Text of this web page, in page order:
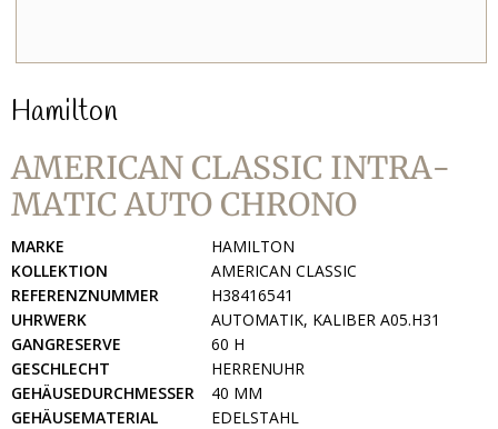
Hamilton
AMERICAN CLASSIC INTRA-
MATIC AUTO CHRONO
MARKE
HAMILTON
KOLLEKTION
AMERICAN CLASSIC
REFERENZNUMMER
H38416541
UHRWERK
AUTOMATIK, KALIBER A05.H31
GANGRESERVE
60 H
GESCHLECHT
HERRENUHR
GEHÄUSEDURCHMESSER
40 MM
GEHÄUSEMATERIAL
EDELSTAHL